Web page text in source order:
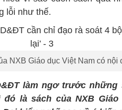
lỗi như thế.
NXB Giáo dục Việt Nam có nội
làm ngơ trước những
là sách của NXB Giáo